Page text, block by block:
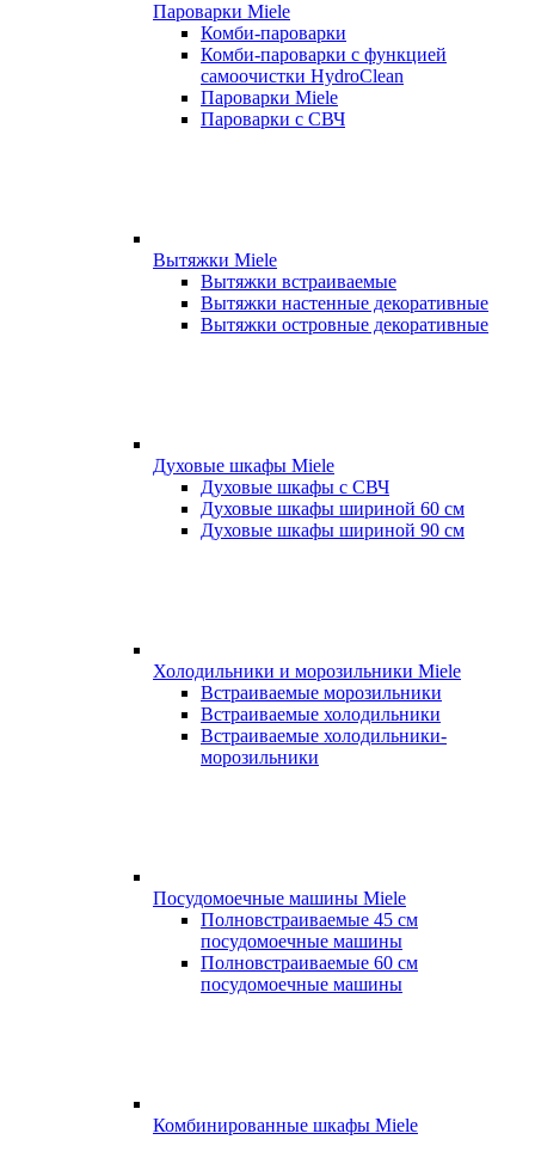
Пароварки Miele
Комби-пароварки
Комби-пароварки с функцией
самоочистки HydroClean
Пароварки Miele
Пароварки с СВЧ
Вытяжки Miele
Вытяжки встраиваемые
Вытяжки настенные декоративные
Вытяжки островные декоративные
Духовые шкафы Miele
Духовые шкафы с СВЧ
Духовые шкафы шириной 60 см
Духовые шкафы шириной 90 см
Холодильники и морозильники Miele
Встраиваемые морозильники
Встраиваемые холодильники
Встраиваемые холодильники-
морозильники
Посудомоечные машины Miele
Полновстраиваемые 45 см
посудомоечные машины
Полновстраиваемые 60 см
посудомоечные машины
Комбинированные шкафы Miele